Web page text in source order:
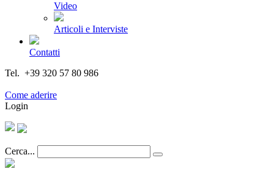
Video
Articoli e Interviste
Contatti
Tel. +39 320 57 80 986
Come aderire
Login
Cerca...